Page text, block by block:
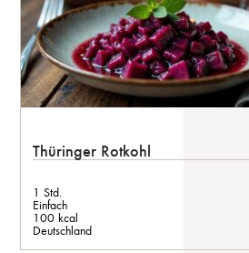
Thüringer Rotkohl
1 Std.
Einfach
100 kcal
Deutschland